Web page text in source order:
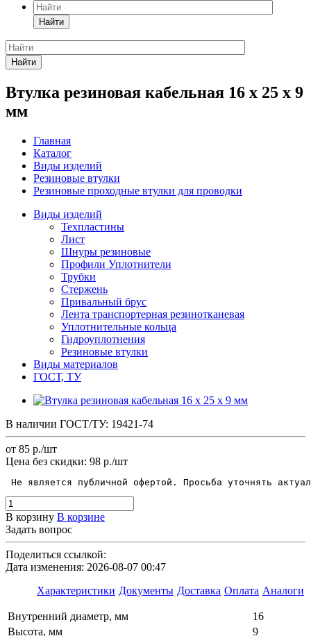
Найти
Найти
Втулка резиновая кабельная 16 x 25 x 9
мм
Главная
Каталог
Виды изделий
Резиновые втулки
Резиновые проходные втулки для проводки
Виды изделий
Техпластины
Лист
Шнуры резиновые
Профили Уплотнители
Трубки
Стержень
Привальный брус
Лента транспортерная резинотканевая
Уплотнительные кольца
Гидроуплотнения
Резиновые втулки
Виды материалов
ГОСТ, ТУ
В наличии ГОСТ/ТУ: 19421-74
от 85 р./шт
Цена без скидки: 98 р./шт
Не является публичной офертой. Просьба уточнять
В корзину В корзине
Задать вопрос
Поделиться ссылкой:
Дата изменения: 2026-08-07 00:47
Характеристики Документы Доставка Оплата Аналоги
Внутренний диаметр, мм
16
Высота, мм
9